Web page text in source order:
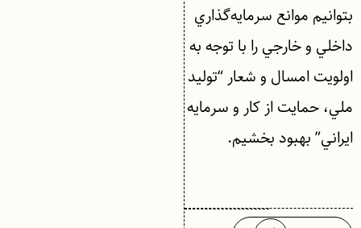
بتوانيم موانع سرمايه‌گذاري
داخلي و خارجي را با توجه به
اولويت امسال و شعار “توليد
ملي، حمايت از كار و سرمايه
ايراني” بهبود بخشيم.